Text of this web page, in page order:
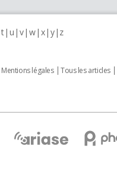
t u v w x y z
Mentions légales Tous les articles